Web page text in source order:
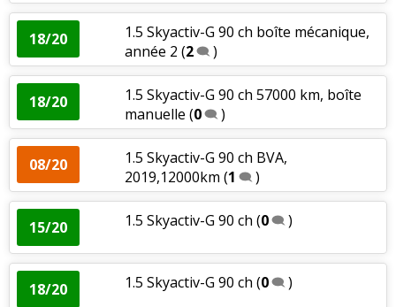
18/20
1.5 Skyactiv-G 90 ch boîte mécanique,
année 2 (2 )
18/20
1.5 Skyactiv-G 90 ch 57000 km, boîte
manuelle (0 )
08/20
1.5 Skyactiv-G 90 ch BVA,
2019,12000km (1 )
15/20 1.5 Skyactiv-G 90 ch (0 )
18/20 1.5 Skyactiv-G 90 ch (0 )